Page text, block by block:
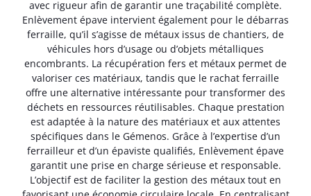
avec rigueur afin de garantir une traçabilité complète.
Enlèvement épave intervient également pour le débarras
ferraille, qu’il s’agisse de métaux issus de chantiers, de
véhicules hors d’usage ou d’objets métalliques
encombrants. La récupération fers et métaux permet de
valoriser ces matériaux, tandis que le rachat ferraille
offre une alternative intéressante pour transformer des
déchets en ressources réutilisables. Chaque prestation
est adaptée à la nature des matériaux et aux attentes
spécifiques dans le Gémenos. Grâce à l’expertise d’un
ferrailleur et d’un épaviste qualifiés, Enlèvement épave
garantit une prise en charge sérieuse et responsable.
L’objectif est de faciliter la gestion des métaux tout en